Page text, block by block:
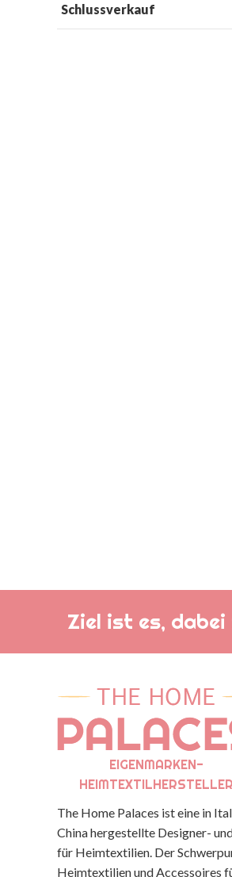
Schlussverkauf
Ziel ist es,
EIGENMARKEN-
HEIMTEXTILHERSTELLER
The Home Palaces ist eine in
China hergestellte Designer-
für Heimtextilien. Der
Heimtextilien und Accessoires